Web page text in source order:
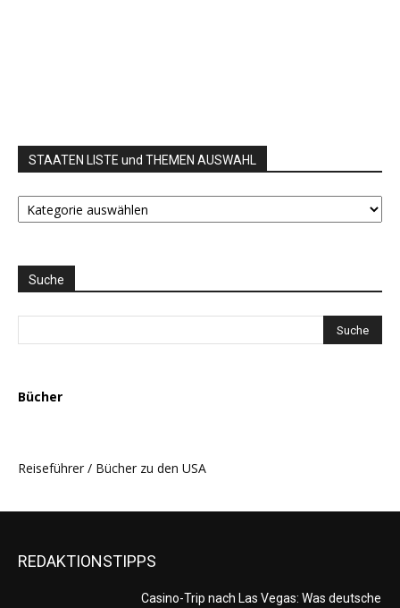
STAATEN LISTE und THEMEN AUSWAHL
STAATEN
LISTE
AUSWAHL
Suche
Bücher
Reiseführer / Bücher zu den USA
REDAKTIONSTIPPS
Casino-Trip nach Las Vegas: Was deutsche